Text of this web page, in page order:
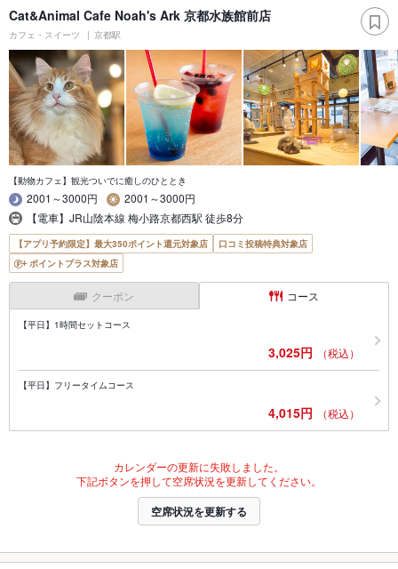
Cat&Animal Cafe Noah's Ark 京都水族館前店
カフェ・スイーツ 京都駅
【動物カフェ】観光ついでに癒しのひととき
2001～3000円
2001～3000円
【電車】JR山陰本線 梅小路京都西駅 徒歩8分
【アプリ予約限定】最大350ポイント還元対象店
口コミ投稿特典対象店
ポイントプラス対象店
クーポン コース
【平日】1時間セットコース
3,025円 （税込）
【平日】フリータイムコース
4,015円 （税込）
カレンダーの更新に失敗しました。
下記ボタンを押して空席状況を更新してください。
空席状況を更新する